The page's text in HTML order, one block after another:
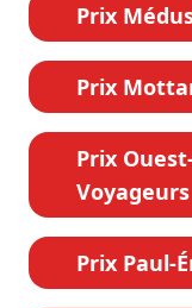
Prix
Prix
Prix
Voyageurs
Prix Paul-